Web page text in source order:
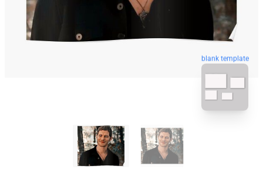
blank template